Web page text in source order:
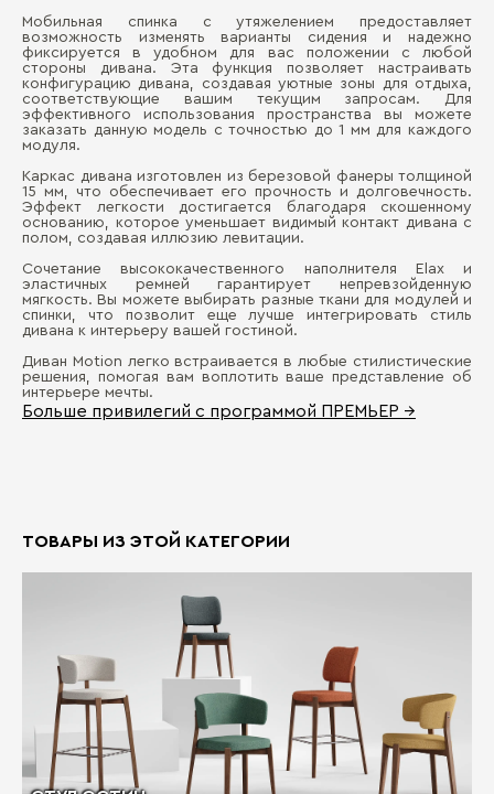
Мобильная спинка с утяжелением предоставляет
возможность изменять варианты сидения и надежно
фиксируется в удобном для вас положении с любой
стороны дивана. Эта функция позволяет настраивать
конфигурацию дивана, создавая уютные зоны для отдыха,
соответствующие вашим текущим запросам. Для
эффективного использования пространства вы можете
заказать данную модель с точностью до 1 мм для каждого
модуля.
Каркас дивана изготовлен из березовой фанеры толщиной
15 мм, что обеспечивает его прочность и долговечность.
Эффект легкости достигается благодаря скошенному
основанию, которое уменьшает видимый контакт дивана с
полом, создавая иллюзию левитации.
Сочетание высококачественного наполнителя Elax и
эластичных ремней гарантирует непревзойденную
мягкость. Вы можете выбирать разные ткани для модулей и
спинки, что позволит еще лучше интегрировать стиль
дивана к интерьеру вашей гостиной.
Диван Motion легко встраивается в любые стилистические
решения, помогая вам воплотить ваше представление об
интерьере мечты.
Больше привилегий с программой ПРЕМЬЕР →
ТОВАРЫ ИЗ ЭТОЙ КАТЕГОРИИ